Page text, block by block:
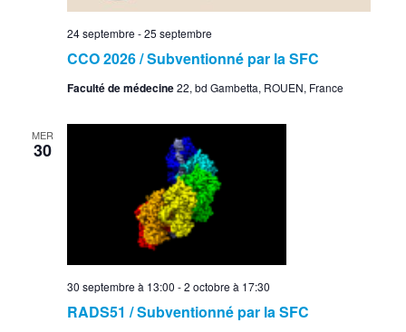
CCO 2026 / Subventionné par la SFC
24 septembre -25 septembre
Faculté de médecine22, bd Gambetta, ROUEN, France
MER
30
RADS51 / Subventionné par la SFC
30 septembre à 13:00 -2 octobre à 17:30